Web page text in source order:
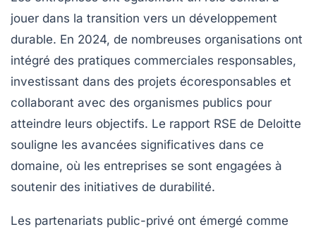
jouer dans la transition vers un développement
durable. En 2024, de nombreuses organisations ont
intégré des pratiques commerciales responsables,
investissant dans des projets écoresponsables et
collaborant avec des organismes publics pour
atteindre leurs objectifs. Le rapport RSE de Deloitte
souligne les avancées significatives dans ce
domaine, où les entreprises se sont engagées à
soutenir des initiatives de durabilité.
Les partenariats public-privé ont émergé comme